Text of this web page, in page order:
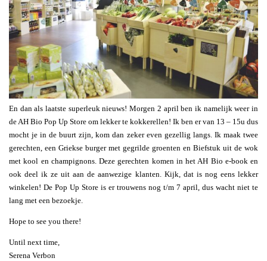
En dan als laatste superleuk nieuws! Morgen 2 april ben ik namelijk weer in
de AH Bio Pop Up Store om lekker te kokkerellen! Ik ben er van 13 – 15u dus
mocht je in de buurt zijn, kom dan zeker even gezellig langs. Ik maak twee
gerechten, een Griekse burger met gegrilde groenten en Biefstuk uit de wok
met kool en champignons. Deze gerechten komen in het AH Bio e-book en
ook deel ik ze uit aan de aanwezige klanten. Kijk, dat is nog eens lekker
winkelen! De Pop Up Store is er trouwens nog t/m 7 april, dus wacht niet te
lang met een bezoekje.
Hope to see you there!
Until next time,
Serena Verbon